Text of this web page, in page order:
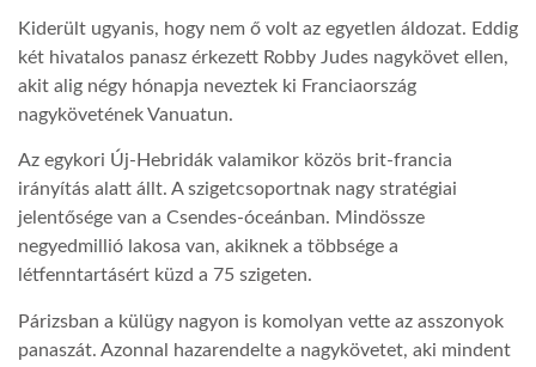
GLOBOTV
AFRIKA TUDÁSTÁR
A NAP SZÉPE
LINKTR.EE
GLOBOZSARU
Kiderült ugyanis, hogy nem ő volt az egyetlen áldozat. Eddig
két hivatalos panasz érkezett Robby Judes nagykövet ellen,
akit alig négy hónapja neveztek ki Franciaország
nagykövetének Vanuatun.
Az egykori Új-Hebridák valamikor közös brit-francia
irányítás alatt állt. A szigetcsoportnak nagy stratégiai
jelentősége van a Csendes-óceánban. Mindössze
negyedmillió lakosa van, akiknek a többsége a
létfenntartásért küzd a 75 szigeten.
Párizsban a külügy nagyon is komolyan vette az asszonyok
panaszát. Azonnal hazarendelte a nagykövetet, aki mindent